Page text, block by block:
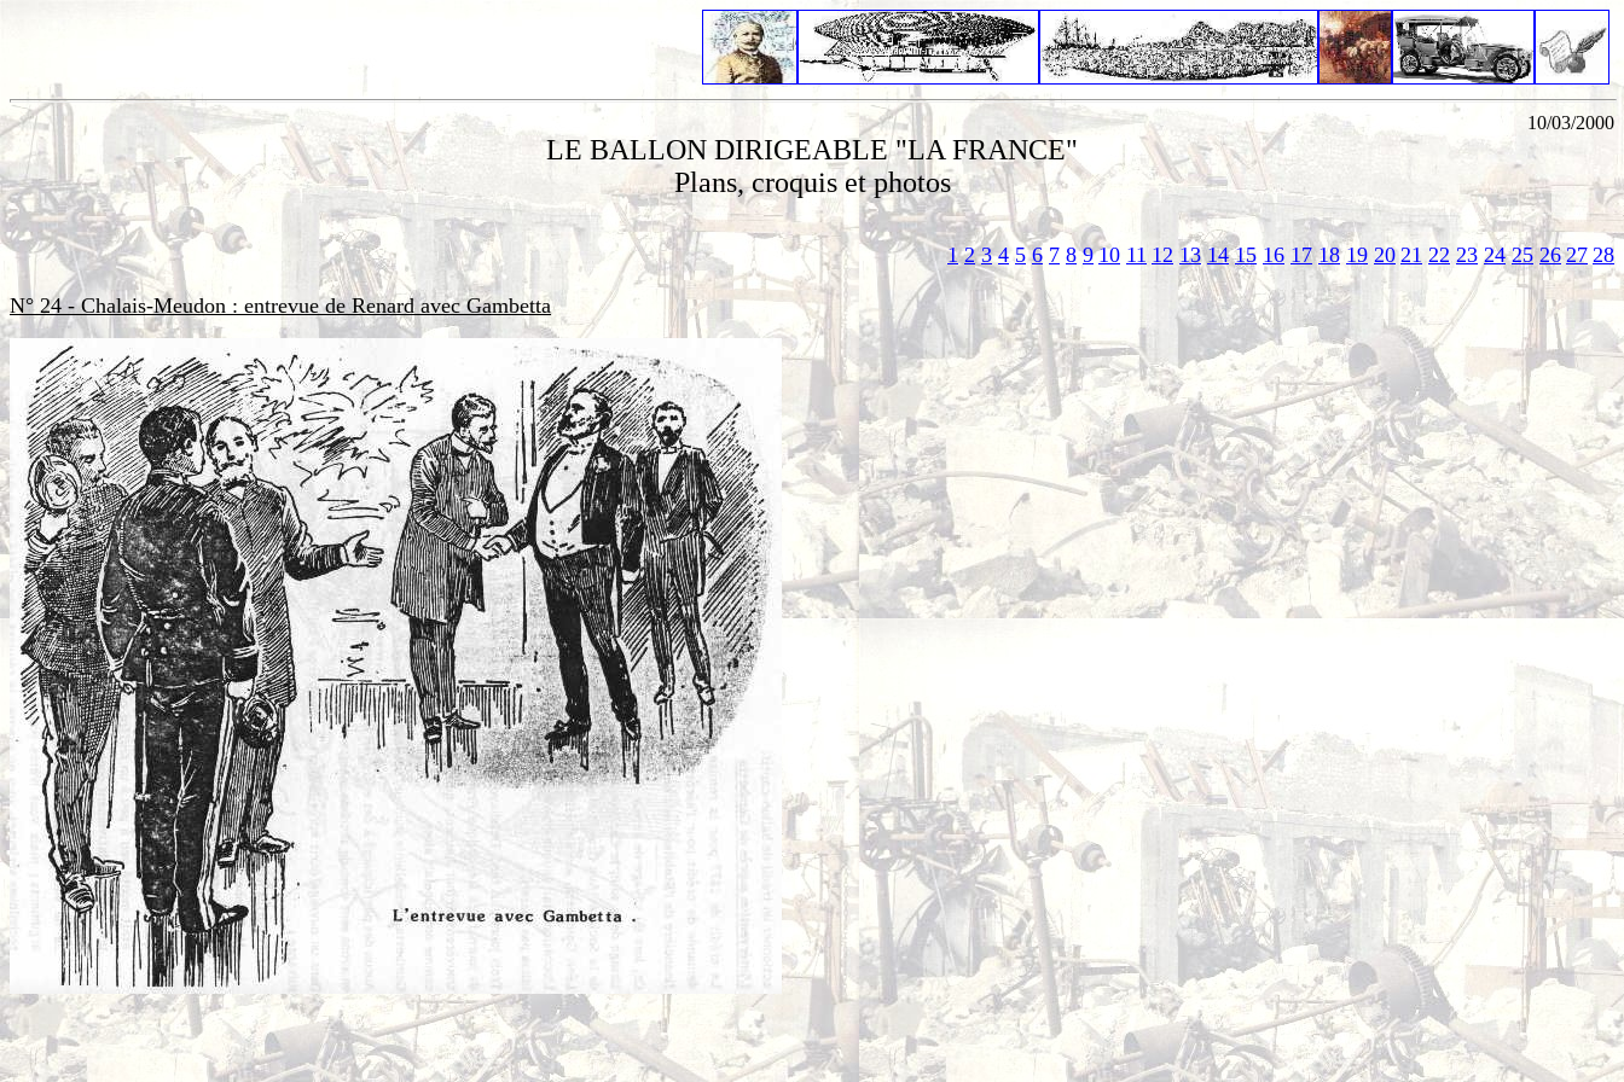
10/03/2000
LE BALLON DIRIGEABLE "LA FRANCE"
Plans, croquis et photos
1 2 3 4 5 6 7 8 9 10 11 12 13 14 15 16 17 18 19 20 21 22 23 24 25 26 27 28
N° 24 - Chalais-Meudon : entrevue de Renard avec Gambetta